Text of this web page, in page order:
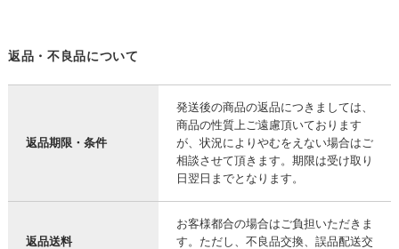
返品・不良品について
返品期限・条件
発送後の商品の返品につきましては、
商品の性質上ご遠慮頂いております
が、状況によりやむをえない場合はご
相談させて頂きます。期限は受け取り
日翌日までとなります。
返品送料
お客様都合の場合はご負担いただきま
す。ただし、不良品交換、誤品配送交